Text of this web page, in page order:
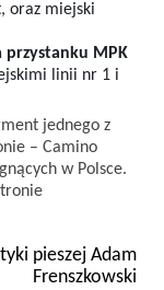
oraz miejski
przystanku MPK
linii nr 1 i
jednego z
– Camino
w Polsce.
pieszej Adam
Frenszkowski